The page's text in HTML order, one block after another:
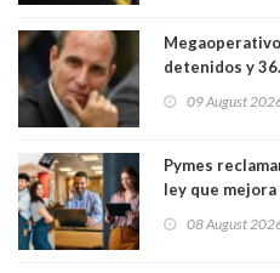
detenidos y
09 August
Pymes
ley que mejora
medianas
08 August